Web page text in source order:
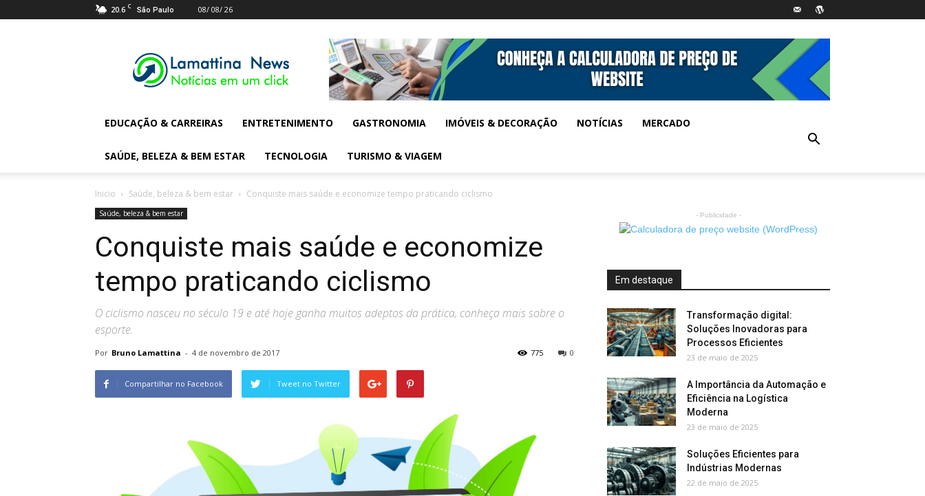
20.6 C São Paulo 08/ 08/ 26
Digital
News
EDUCAÇÃO & CARREIRAS ENTRETENIMENTO GASTRONOMIA IMÓVEIS & DECORAÇÃO NOTÍCIAS MERCADO
SAÚDE, BELEZA & BEM ESTAR TECNOLOGIA TURISMO & VIAGEM
Inicio Saúde, beleza & bem estar Conquiste mais saúde e economize tempo praticando ciclismo
Saúde, beleza & bem estar
Conquiste mais saúde e economize
tempo praticando ciclismo
O ciclismo nasceu no século 19 e até hoje ganha muitos adeptos da prática, conheça mais sobre o
esporte.
Por Bruno Lamattina - 4 de novembro de 2017 0
775
Compartilhar no Facebook Tweet no Twitter
- Publicidade -
Em destaque
Transformação digital:
Soluções Inovadoras para
Processos Eficientes
23 de maio de 2025
A Importância da Automação e
Eficiência na Logística
Moderna
23 de maio de 2025
Soluções Eficientes para
Indústrias Modernas
22 de maio de 2025